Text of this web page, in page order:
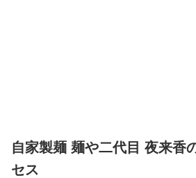
自家製麺 麺や二代目 夜来香
セス